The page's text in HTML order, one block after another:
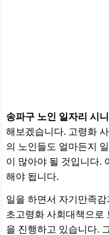
송파구 노인 일자리 시
해보겠습니다. 고령화
의 노인들도 얼마든지
이 많아야 될 것입니다.
해야 됩니다.
일을 하면서 자기만족
초고령화 사회대책으로
을 진행하고 있습니다.